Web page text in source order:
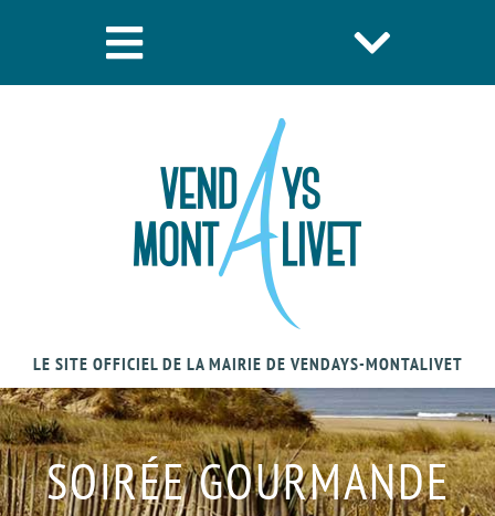
LE SITE OFFICIEL DE LA MAIRIE DE VENDAYS-MONTALIVET
SOIRÉE GOURMANDE